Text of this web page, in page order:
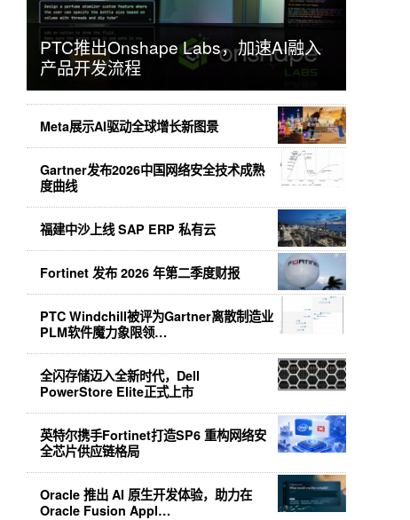
PTC推出Onshape Labs，加速AI融入
产品开发流程
Meta展示AI驱动全球增长新图景
Gartner发布2026中国网络安全技术成熟
度曲线
福建中沙上线 SAP ERP 私有云
Fortinet 发布 2026 年第二季度财报
PTC Windchill被评为Gartner离散制造业
PLM软件魔力象限领…
全闪存储迈入全新时代，Dell
PowerStore Elite正式上市
英特尔携手Fortinet打造SP6 重构网络安
全芯片供应链格局
Oracle 推出 AI 原生开发体验，助力在
Oracle Fusion Appl…